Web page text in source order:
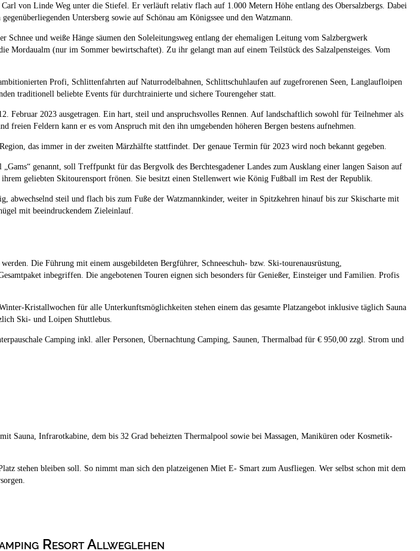
von Linde Weg unter die Stiefel. Er verläuft relativ flach auf 1.000 Metern Höhe entlang des Obersalzbergs. Dabei
Untersberg sowie auf Schönau am Königssee und den Watzmann.
und weiße Hänge säumen den Soleleitungsweg entlang der ehemaligen Leitung vom Salzbergwerk
Mordaualm (nur im Sommer bewirtschaftet). Zu ihr gelangt man auf einem Teilstück des Salzalpensteiges. Vom
Profi, Schlittenfahrten auf Naturrodelbahnen, Schlittschuhlaufen auf zugefrorenen Seen, Langlaufloipen
traditionell beliebte Events für durchtrainierte und sichere Tourengeher statt.
2023 ausgetragen. Ein hart, steil und anspruchsvolles Rennen. Auf landschaftlich sowohl für Teilnehmer als
Feldern kann er es vom Anspruch mit den ihn umgebenden höheren Bergen bestens aufnehmen.
das immer in der zweiten Märzhälfte stattfindet. Der genaue Termin für 2023 wird noch bekannt gegeben.
genannt, soll Treffpunkt für das Bergvolk des Berchtesgadener Landes zum Ausklang einer langen Saison auf
geliebten Skitourensport frönen. Sie besitzt einen Stellenwert wie König Fußball im Rest der Republik.
abwechselnd steil und flach bis zum Fuße der Watzmannkinder, weiter in Spitzkehren hinauf bis zur Skischarte mit
mit beeindruckendem Zieleinlauf.
Die Führung mit einem ausgebildeten Bergführer, Schneeschuh- bzw. Ski-tourenausrüstung,
inbegriffen. Die angebotenen Touren eignen sich besonders für Genießer, Einsteiger und Familien. Profis
Kristallwochen für alle Unterkunftsmöglichkeiten stehen einem das gesamte Platzangebot inklusive täglich Sauna
Ski- und Loipen Shuttlebus.
Camping inkl. aller Personen, Übernachtung Camping, Saunen, Thermalbad für € 950,00 zzgl. Strom und
Sauna, Infrarotkabine, dem bis 32 Grad beheizten Thermalpool sowie bei Massagen, Maniküren oder Kosmetik-
stehen bleiben soll. So nimmt man sich den platzeigenen Miet E- Smart zum Ausfliegen. Wer selbst schon mit dem
Resort Allweglehen